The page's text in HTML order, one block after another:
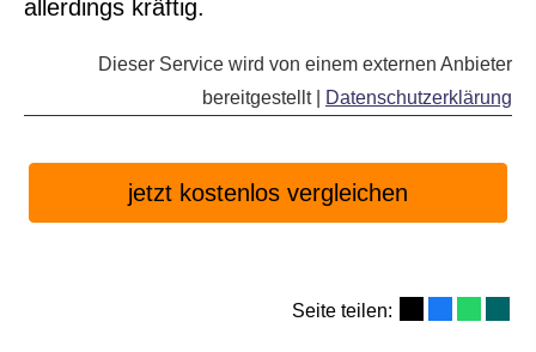
allerdings kräftig.
Dieser Service wird von einem externen Anbieter
bereitgestellt |
Datenschutzerklärung
jetzt kostenlos vergleichen
Seite teilen: